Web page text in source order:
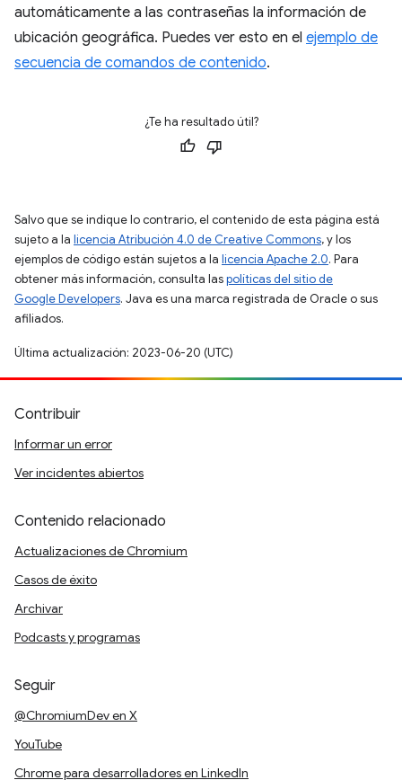
automáticamente a las contraseñas la información de
ubicación geográfica. Puedes ver esto en el ejemplo de
secuencia de comandos de contenido.
¿Te ha resultado útil?
Salvo que se indique lo contrario, el contenido de esta página está
sujeto a la licencia Atribución 4.0 de Creative Commons, y los
ejemplos de código están sujetos a la licencia Apache 2.0. Para
obtener más información, consulta laspolíticas del sitio de
Google Developers. Java es una marca registrada de Oracle o sus
afiliados.
Última actualización: 2023-06-20 (UTC)
Contribuir
Informar un error
Ver incidentes abiertos
Contenido relacionado
Actualizaciones de Chromium
Casos de éxito
Archivar
Podcasts y programas
Seguir
@ChromiumDev en X
YouTube
Chrome para desarrolladores en LinkedIn